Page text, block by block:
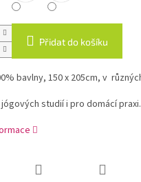
Přidat do košíku
bavlny, 150 x 205cm, v
studií i pro domácí praxi.